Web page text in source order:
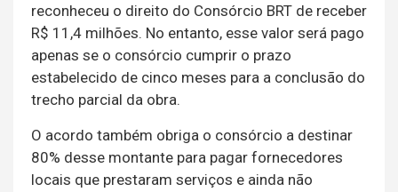
reconheceu o direito do Consórcio BRT de receber
R$ 11,4 milhões. No entanto, esse valor será pago
apenas se o consórcio cumprir o prazo
estabelecido de cinco meses para a conclusão do
trecho parcial da obra.
O acordo também obriga o consórcio a destinar
80% desse montante para pagar fornecedores
locais que prestaram serviços e ainda não